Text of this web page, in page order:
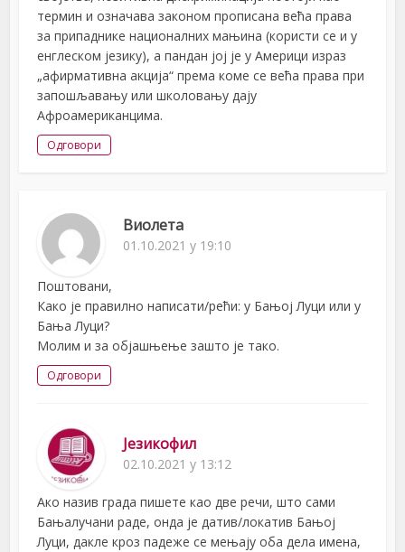
термин и означава законом прописана већа права
за припаднике националних мањина (користи се и у
енглеском језику), а пандан јој је у Америци израз
„афирмативна акција“ према коме се већа права при
запошљавању или школовању дају
Афроамериканцима.
Одговори
Виолета
01.10.2021 у 19:10
Поштовани,
Како је правилно написати/рећи: у Бањој Луци или у
Бања Луци?
Молим и за објашњење зашто је тако.
Одговори
Језикофил
02.10.2021 у 13:12
Ако назив града пишете као две речи, што сами
Бањалучани раде, онда је датив/локатив Бањој
Луци, дакле кроз падеже се мењају оба дела имена,